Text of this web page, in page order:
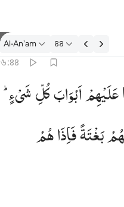
তাফসির: Al-An'am ৬:৪৪
Al-An'am ৪৪
৬:৪৪
بغتة فاذا هم مبلسون ٤٤
بَغْتَةًۭ فَإِذَا هُم مُّبْلِسُونَ ٤٤
عَلَیْهِمْاَبْوَابَكُلِّشَیْءٍ ؕ
بَغْتَةًفَاِذَاهُمْ